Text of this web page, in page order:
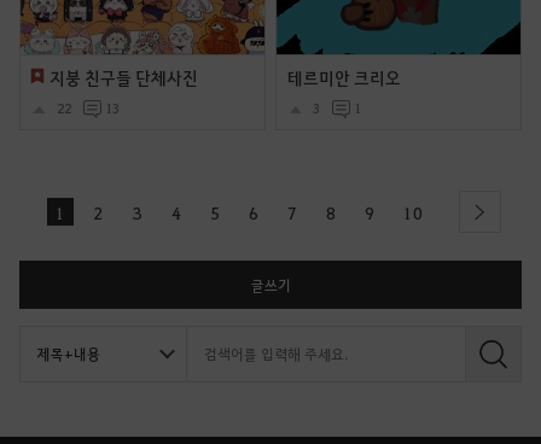
지붕 친구들 단체사진
22 13
테르미안 크리오
3 1
1 2 3 4 5 6 7 8 9 10 next
글쓰기
검